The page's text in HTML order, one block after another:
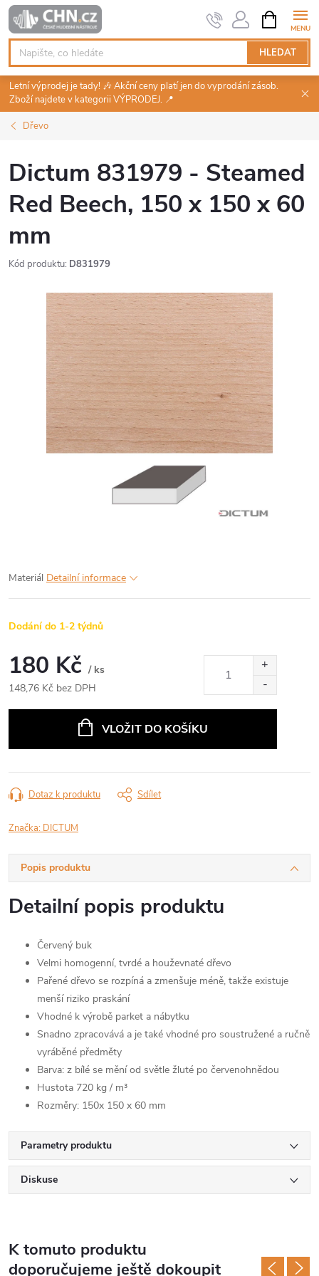
Přejít
na
obsah
HLEDAT
NÁKUPNÍ
KOŠÍK
Letní výprodej je tady! 🎶 Akční ceny platí jen do vyprodání zásob.
Zboží najdete v kategorii VÝPRODEJ. 📍
Dřevo
Dictum 831979 - Steamed
Red Beech, 150 x 150 x 60
mm
Kód produktu: D831979
Materiál Detailní informace
Dodání do 1-2 týdnů
180 Kč / ks
148,76 Kč bez DPH
VLOŽIT DO KOŠÍKU
Dotaz k produktu Sdílet
Značka: DICTUM
Popis produktu
Detailní popis produktu
Červený buk
Velmi homogenní, tvrdé a houževnaté dřevo
Pařené dřevo se rozpíná a zmenšuje méně, takže existuje
menší riziko praskání
Vhodné k výrobě parket a nábytku
Snadno zpracovává a je také vhodné pro soustružené a ručně
vyráběné předměty
Barva: z bílé se mění od světle žluté po červenohnědou
Hustota 720 kg / m³
Rozměry: 150x 150 x 60 mm
Parametry produktu
Diskuse
K tomuto produktu
doporučujeme ještě dokoupit